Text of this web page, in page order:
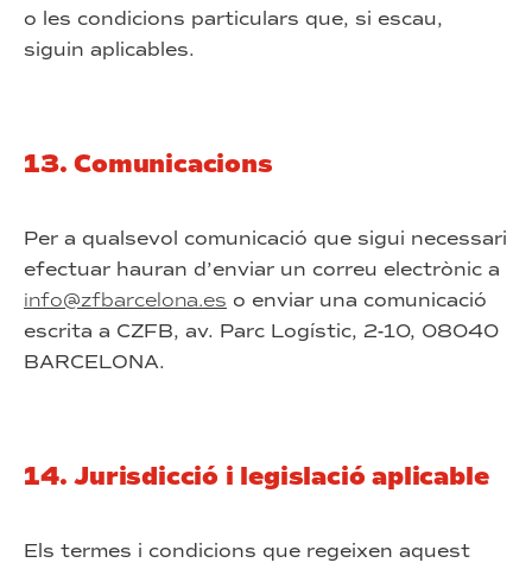
o les condicions particulars que, si escau,
siguin aplicables.
13. Comunicacions
Per a qualsevol comunicació que sigui necessari
efectuar hauran d’enviar un correu electrònic a
info@zfbarcelona.es o enviar una comunicació
escrita a CZFB, av. Parc Logístic, 2-10, 08040
BARCELONA.
14. Jurisdicció i legislació aplicable
Els termes i condicions que regeixen aquest